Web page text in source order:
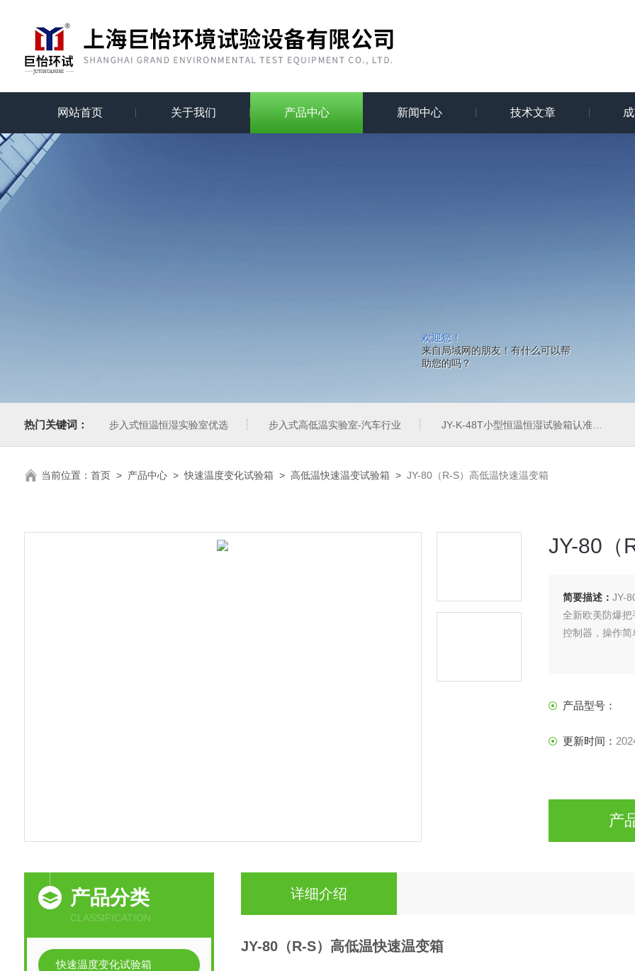
欢迎您！
来自局域网的朋友！有什么可以帮
助您的吗？
网站首页 关于我们 产品中心 新闻中心 技术文章
热门关键词： 步入式恒温恒湿实验室优选 步入式高低温实验室-汽车行业 JY-K-48T小型恒温恒湿试验箱认准巨怡环试
当前位置： 首页> 产品中心>快速温度变化试验箱 > 高低温快速温变试验箱 > JY-80（R-S）高低温快速温变箱
JY-80（
简要描述：JY-
全新欧美防爆
控制器，操作
产品型号：
更新时间：
产
产品分类
CLASSIFICATION
快速温度变化试验箱
详细介绍
JY-80（R-S）高低温快速温变箱